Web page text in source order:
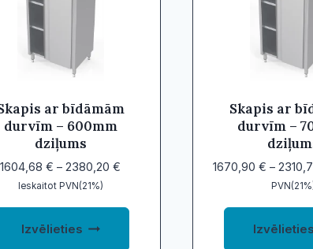
ar bīdāmām
durvīm – 600mm
dziļums
1604,68€ – 2380,20€
Ieskaitot PVN(21%)
Izvēlieties
This
Skapis ar
durvīm –
1670,90€ –
Izvēlieties